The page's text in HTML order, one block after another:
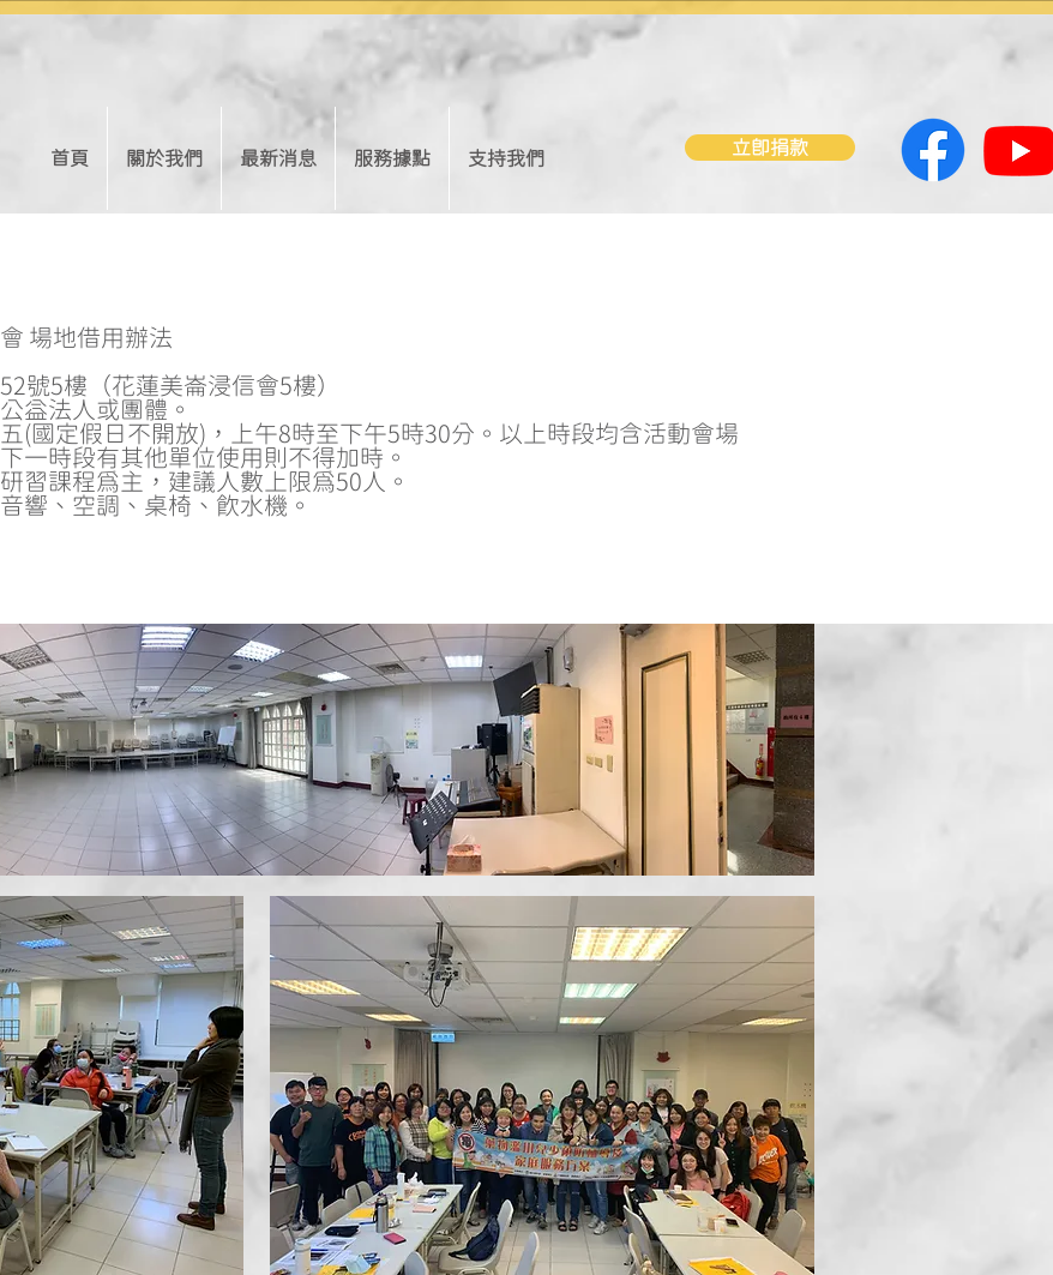
首頁 關於我們 最新消息 服務據點 支持我們
立即捐款
場地借用辦法
號5樓（花蓮美崙浸信會5樓）
益法人或團體。
(國定假日不開放)，上午8時至下午5時30分。 以上時段均含活動會場
一時段有其他單位使用則不得加時。
習課程為主，建議人數上限為50人。
響、空調、桌椅、飲水機。